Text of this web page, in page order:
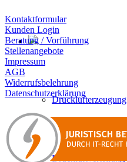
Drucklufterzeugung
Druckluftverteilung
Kontaktformular
Kunden Login
Beratung / Vorführung
Stellenangebote
Impressum
AGB
Widerrufsbelehrung
Datenschutzerklärung